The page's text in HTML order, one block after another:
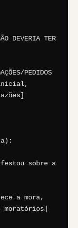
DEVERIA TER
PEDIDOS
inicial,
sobre a
a mora,